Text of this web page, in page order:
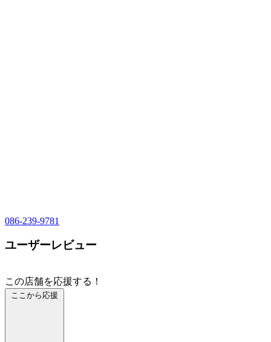
086-239-9781
ユーザーレビュー
この店舗を応援する！
ここから応援